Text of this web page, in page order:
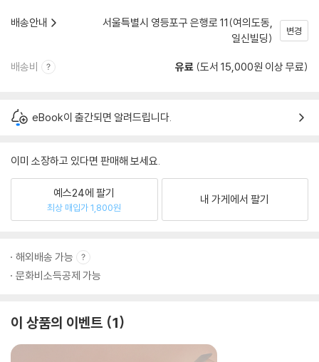
배송안내
서울특별시 영등포구 은행로 11(여의도동,
일신빌딩)
변경
배송비 유료 (도서 15,000원 이상 무료)
eBook이 출간되면 알려드립니다.
이미 소장하고 있다면 판매해 보세요.
예스24에 팔기
최상 매입가 1,800원
내 가게에서 팔기
해외배송 가능
문화비소득공제 가능
이 상품의 이벤트 1